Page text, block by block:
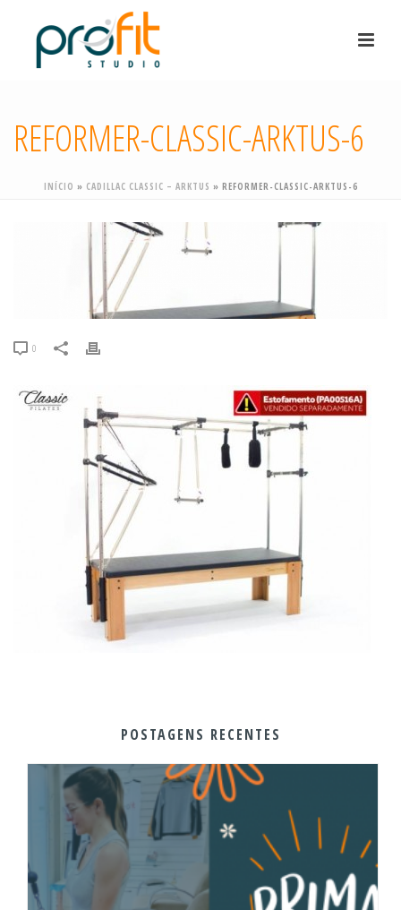
REFORMER-CLASSIC-ARKTUS-6
INÍCIO » CADILLAC CLASSIC – ARKTUS » REFORMER-CLASSIC-ARKTUS-6
0
POSTAGENS RECENTES